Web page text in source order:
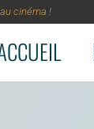
cinéma !